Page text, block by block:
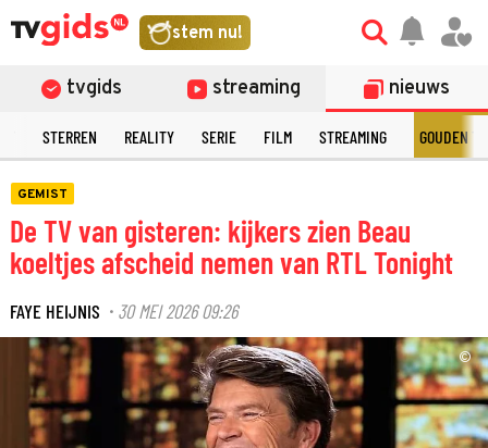
stem nu!
tvgids streaming nieuws
STERREN REALITY SERIE FILM STREAMING GOUDEN
GEMIST
De TV van gisteren: kijkers zien Beau
koeltjes afscheid nemen van RTL Tonight
FAYE HEIJNIS · 30 MEI 2026 09:26
©